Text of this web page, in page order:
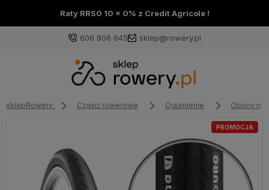
Raty RRS0 10 x 0% z Credit Agricole !
606 906 645 sklep@rowery.pl
sklepRowery Części rowerowe Ogumienie Opony
PROMOCJA